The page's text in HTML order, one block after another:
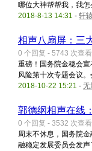
哪位大神帮帮我，我
2018-8-13 14:31 - 轩
相声八扇屏：三
0 个回复 - 5743 次查看
重磅！国务院金稳会
风险第十次专题会议
2018-10-22 15:21 - 无
郭德纲相声在线
0 个回复 - 3532 次查看
周末不休息，国务院
融稳定发展委员会发